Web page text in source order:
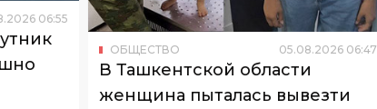
.2026 06:55
ОБЩЕСТВО 05.08.2026 06:47
В Ташкентской области
женщина пыталась вывезти